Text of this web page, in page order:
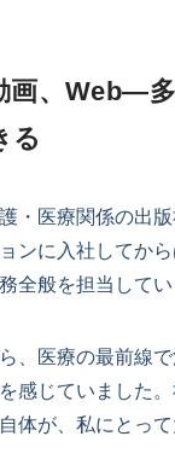
画、Web―
る
・医療関係の出
ンに入社してか
全般を担当してい
、医療の最前線
感じていました
体が、私にとっ